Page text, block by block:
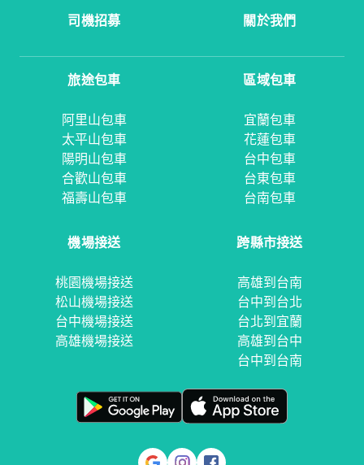
司機招募
關於我們
旅途包車
阿里山包車
太平山包車
陽明山包車
合歡山包車
福壽山包車
區域包車
宜蘭包車
花蓮包車
台中包車
台東包車
台南包車
機場接送
桃園機場接送
松山機場接送
台中機場接送
高雄機場接送
跨縣市接送
高雄到台南
台中到台北
台北到宜蘭
高雄到台中
台中到台南